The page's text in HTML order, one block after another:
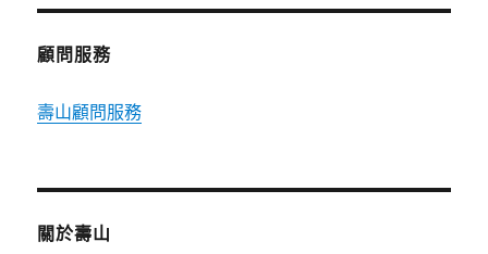
顧問服務
壽山顧問服務
關於壽山